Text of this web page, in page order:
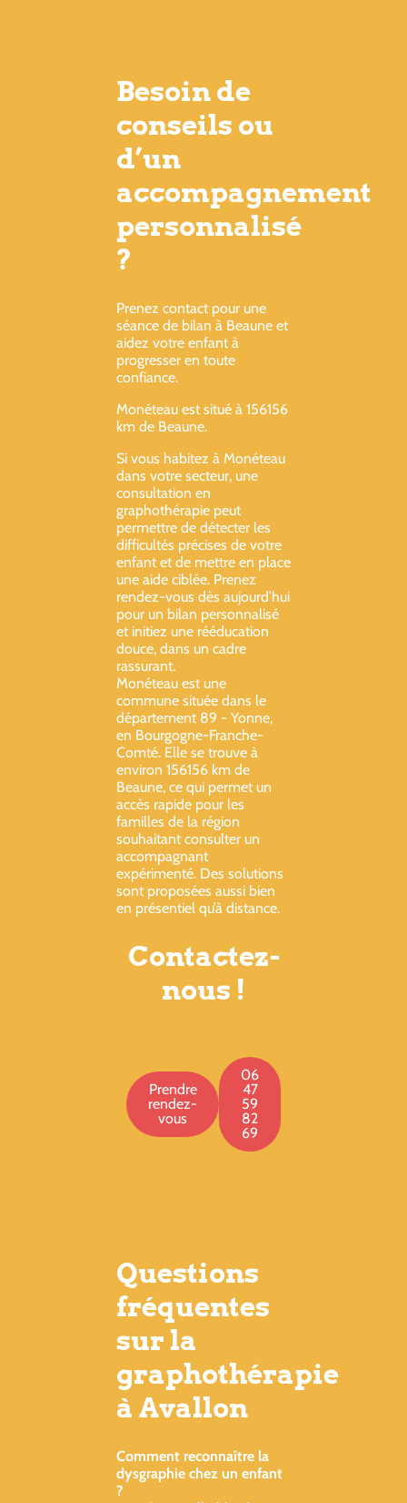
Besoin de
conseils ou
d’un
accompagnement
personnalisé
?
Prenez contact pour une
séance de bilan à Beaune et
aidez votre enfant à
progresser en toute
confiance.
Monéteau est situé à 156156
km de Beaune.
Si vous habitez à Monéteau
dans votre secteur, une
consultation en
graphothérapie peut
permettre de détecter les
difficultés précises de votre
enfant et de mettre en place
une aide ciblée. Prenez
rendez-vous dès aujourd’hui
pour un bilan personnalisé
et initiez une rééducation
douce, dans un cadre
rassurant.
Monéteau est une
commune située dans le
département 89 - Yonne,
en Bourgogne-Franche-
Comté. Elle se trouve à
environ 156156 km de
Beaune, ce qui permet un
accès rapide pour les
familles de la région
souhaitant consulter un
accompagnant
expérimenté. Des solutions
sont proposées aussi bien
en présentiel qu’à distance.
Contactez-
nous !
Prendre
rendez-
vous
06
47
59
82
69
Questions
fréquentes
sur la
graphothérapie
à Avallon
Comment reconnaître la
dysgraphie chez un enfant
?